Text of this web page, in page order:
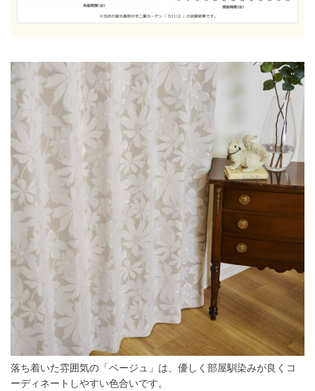
落ち着いた雰囲気の「ベージュ」は、優しく部屋馴染みが良くコ
ーディネートしやすい色合いです。